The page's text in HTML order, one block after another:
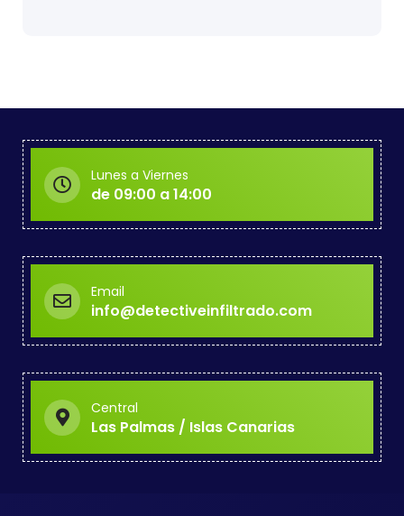
Lunes a Viernes
de 09:00 a 14:00
Email
info@detectiveinfiltrado.com
Central
Las Palmas / Islas Canarias